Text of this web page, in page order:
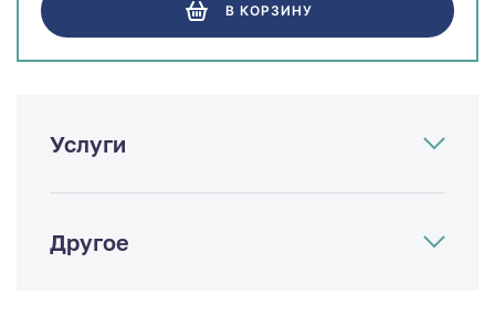
Услуги
Другое
В КОРЗИНУ